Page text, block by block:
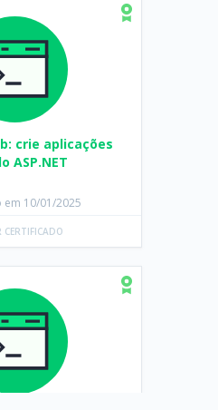
crie aplicações
ASP.NET
em 10/01/2025
CERTIFICADO